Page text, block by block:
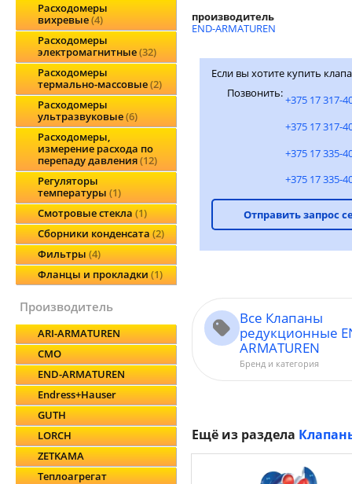
Расходомеры
вихревые 4
Расходомеры
электромагнитные 32
Расходомеры
термально-массовые 2
Расходомеры
ультразвуковые 6
Расходомеры,
измерение расхода по
перепаду давления 12
Регуляторы
температуры 1
Смотровые стекла 1
Сборники конденсата 2
Фильтры 4
Фланцы и прокладки 1
производитель
ARI-ARMATUREN
CMO
END-ARMATUREN
Endress+Hauser
GUTH
LORCH
ZETKAMA
Теплоагрегат
производитель
END-ARMATUREN
Если вы хотите купить
Позвонить:
+375 17 317-
+375 17 317-
+375 17 335-
+375 17 335-
Отправить запрос
Все Клапаны
редукционные
ARMATUREN
Бренд и категория
Ещё из раздела